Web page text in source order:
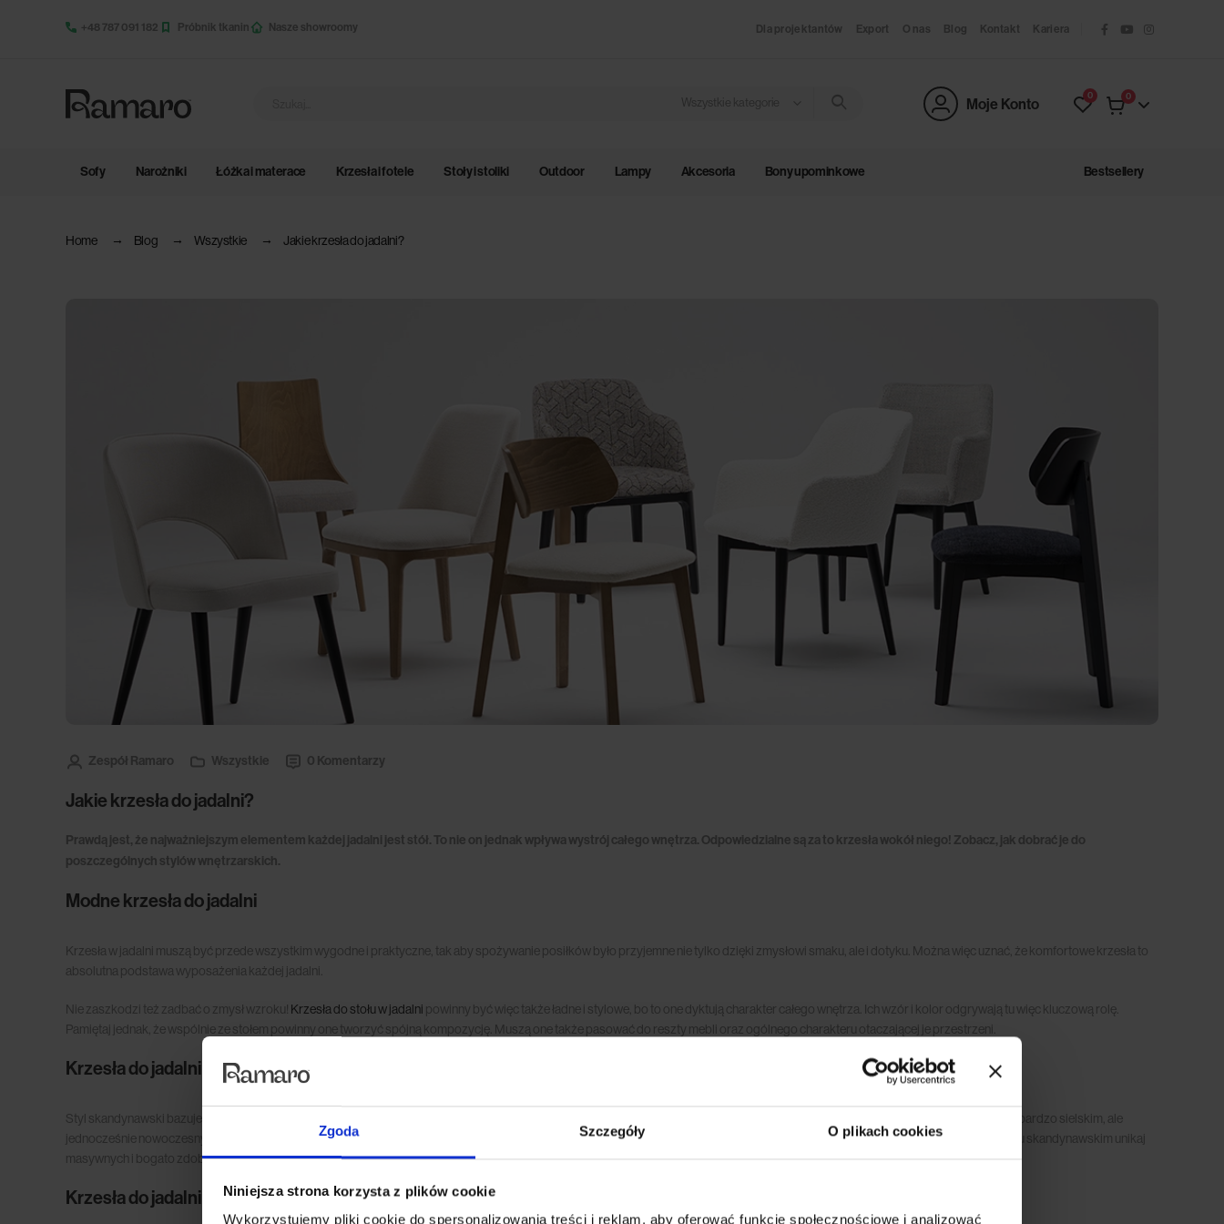
Zgoda Szczegóły O plikach cookies
Niniejsza strona korzysta z plików cookie
Wykorzystujemy pliki cookie do spersonalizowania treści i reklam, aby oferować funkcje społecznościowe i analizować
+48 787 091 182 Próbnik tkanin Nasze showroomy Dla projektantów Export O nas Blog Kontakt Kariera
Wszystkie kategorie Moje Konto 0 0
Sofy Narożniki Łóżka i materace Krzesła i fotele Stoły i stoliki Outdoor Lampy Akcesoria Bony upominkowe Bestsellery
Home Blog Wszystkie Jakie krzesła do jadalni?
Zespół Ramaro Wszystkie 0 Komentarzy
Jakie krzesła do jadalni?
Prawdą jest, że najważniejszym elementem każdej jadalni jest stół. To nie on jednak wpływa wystrój całego wnętrza. Odpowiedzialne są za to krzesła wokół niego! Zobacz, jak dobrać je do
poszczególnych stylów wnętrzarskich.
Modne krzesła do jadalni
Krzesła w jadalni muszą być przede wszystkim wygodne i praktyczne, tak aby spożywanie posiłków było przyjemne nie tylko dzięki zmysłowi smaku, ale i dotyku. Można więc uznać, że komfortowe krzesła to
absolutna podstawa wyposażenia każdej jadalni.
Nie zaszkodzi też zadbać o zmysł wzroku! Krzesła do stołu w jadalni powinny być więc także ładne i stylowe, bo to one dyktują charakter całego wnętrza. Ich wzór i kolor odgrywają tu więc kluczową rolę.
Pamiętaj jednak, że wspólnie ze stołem powinny one tworzyć spójną kompozycję. Muszą one także pasować do reszty mebli oraz ogólnego charakteru otaczającej je przestrzeni.
Krzesła do jadalni w stylu skandynawskim
Styl skandynawski bazuje na naturalnych materiałach i jasnych kolorach; lubi prostotę, lekkość i świeżość. Krzesła do jadalni w stylu skandynawskim powinny więc komponować się z bardzo sielskim, ale
jednocześnie nowoczesnym wystrojem. Najlepiej sprawdzą się więc tu wszelkie modele krzeseł na wysokich drewnianych nogach, które są wizualnie lekkie i delikatne. W jadalni w stylu skandynawskim unikaj
masywnych i bogato zdobionych modeli.
Krzesła do jadalni w stylu glamour